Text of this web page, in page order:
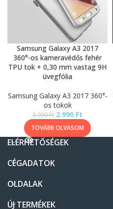
Samsung Galaxy A3 2017
360°-os kameravédős fehér
TPU tok + 0,30 mm vastag 9H
üvegfólia
Samsung Galaxy A3 2017 360°-
os tokok
3.990Ft 2.990 Ft
TOVÁBB OLVASOM
ELÉRHETŐSÉGEK
CÉGADATOK
OLDALAK
ÚJ TERMÉKEK